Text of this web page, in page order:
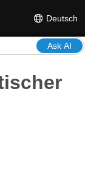
Deutsch
Ask AI